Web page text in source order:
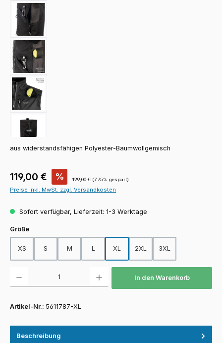
aus widerstandsfähigen Polyester-Baumwollgemisch
Verkaufspreis:
119,00 € % Regulärer Preis:
129,00 € (7.75% gespart)
Preise inkl. MwSt. zzgl. Versandkosten
Sofort verfügbar, Lieferzeit: 1-3 Werktage
Größeauswählen
XS S M L XL 2XL 3XL
In den Warenkorb
Artikel-Nr.: 5611787-XL
Beschreibung